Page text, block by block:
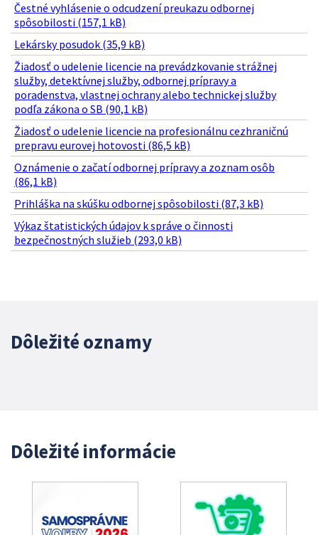
Čestné vyhlásenie o odcudzení preukazu odbornej
spôsobilosti (157,1 kB)
Lekársky posudok (35,9 kB)
Žiadosť o udelenie licencie na prevádzkovanie strážnej
služby, detektívnej služby, odbornej prípravy a
poradenstva, vlastnej ochrany alebo technickej služby
podľa zákona o SB (90,1 kB)
Žiadosť o udelenie licencie na profesionálnu cezhraničnú
prepravu eurovej hotovosti (86,5 kB)
Oznámenie o začatí odbornej prípravy a zoznam osôb
(86,1 kB)
Prihláška na skúšku odbornej spôsobilosti (87,3 kB)
Výkaz štatistických údajov k správe o činnosti
bezpečnostných služieb (293,0 kB)
Dôležité oznamy
Dôležité informácie